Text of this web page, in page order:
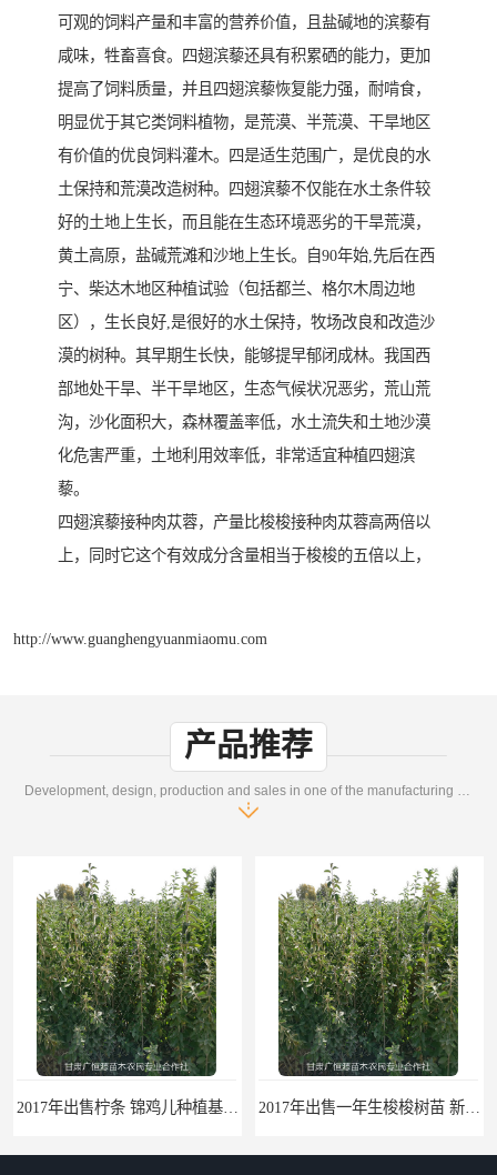
可观的饲料产量和丰富的营养价值，且盐碱地的滨藜有
咸味，牲畜喜食。四翅滨藜还具有积累硒的能力，更加
提高了饲料质量，并且四翅滨藜恢复能力强，耐啃食，
明显优于其它类饲料植物，是荒漠、半荒漠、干旱地区
有价值的优良饲料灌木。四是适生范围广，是优良的水
土保持和荒漠改造树种。四翅滨藜不仅能在水土条件较
好的土地上生长，而且能在生态环境恶劣的干旱荒漠，
黄土高原，盐碱荒滩和沙地上生长。自90年始,先后在西
宁、柴达木地区种植试验（包括都兰、格尔木周边地
区），生长良好,是很好的水土保持，牧场改良和改造沙
漠的树种。其早期生长快，能够提早郁闭成林。我国西
部地处干旱、半干旱地区，生态气候状况恶劣，荒山荒
沟，沙化面积大，森林覆盖率低，水土流失和土地沙漠
化危害严重，土地利用效率低，非常适宜种植四翅滨
藜。
四翅滨藜接种肉苁蓉，产量比梭梭接种肉苁蓉高两倍以
上，同时它这个有效成分含量相当于梭梭的五倍以上，
http://www.guanghengyuanmiaomu.com
产品推荐